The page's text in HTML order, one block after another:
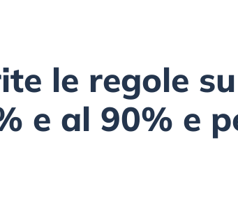
le regole su
e al 90% e